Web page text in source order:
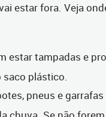
estar fora. Veja
estar tampadas e
saco plástico.
pneus e